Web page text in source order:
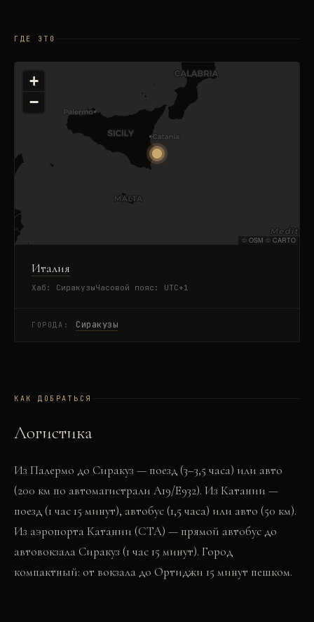
ГДЕ ЭТО
+
−
© OSM © CARTO
Италия
Хаб: СиракузыЧасовой пояс: UTC+1
ГОРОДА: Сиракузы
КАК ДОБРАТЬСЯ
Логистика
Из Палермо до Сиракуз — поезд (3–3,5 часа) или авто
(200 км по автомагистрали A19/E932). Из Катании —
поезд (1 час 15 минут), автобус (1,5 часа) или авто (50 км).
Из аэропорта Катании (CTA) — прямой автобус до
автовокзала Сиракуз (1 час 15 минут). Город
компактный: от вокзала до Ортиджи 15 минут пешком.